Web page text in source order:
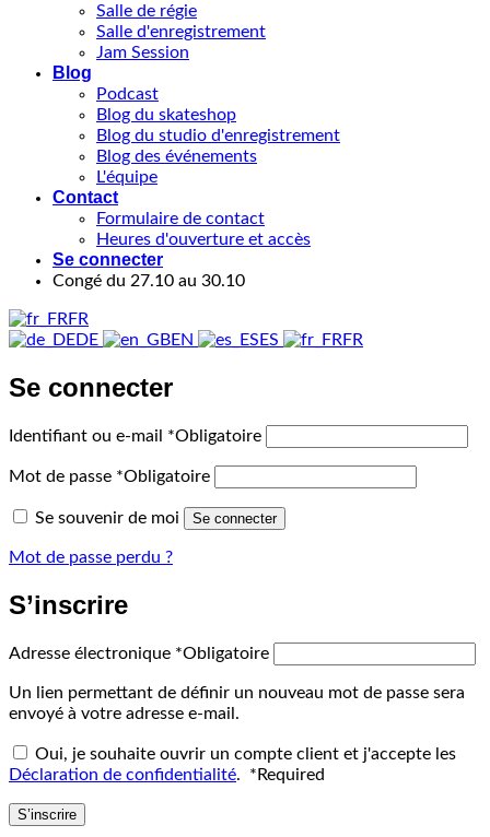
Salle de régie
Salle d'enregistrement
Jam Session
Blog
Podcast
Blog du skateshop
Blog du studio d'enregistrement
Blog des événements
L'équipe
Contact
Formulaire de contact
Heures d'ouverture et accès
Se connecter
Congé du 27.10 au 30.10
FR
DE
EN ES FR
Se connecter
Identifiant ou e-mail *Obligatoire
Mot de passe *Obligatoire
Se souvenir de moi Se connecter
Mot de passe perdu ?
S’inscrire
Adresse électronique *Obligatoire
Un lien permettant de définir un nouveau mot de passe sera
envoyé à votre adresse e-mail.
Oui, je souhaite ouvrir un compte client et j'accepte les
Déclaration de confidentialité. * Required
S’inscrire